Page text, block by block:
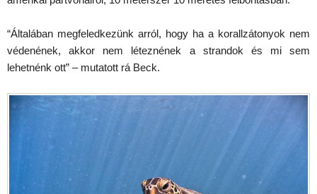
“Általában megfeledkezünk arról, hogy ha a korallzátonyok nem
védenének, akkor nem léteznének a strandok és mi sem
lehetnénk ott” – mutatott rá Beck.